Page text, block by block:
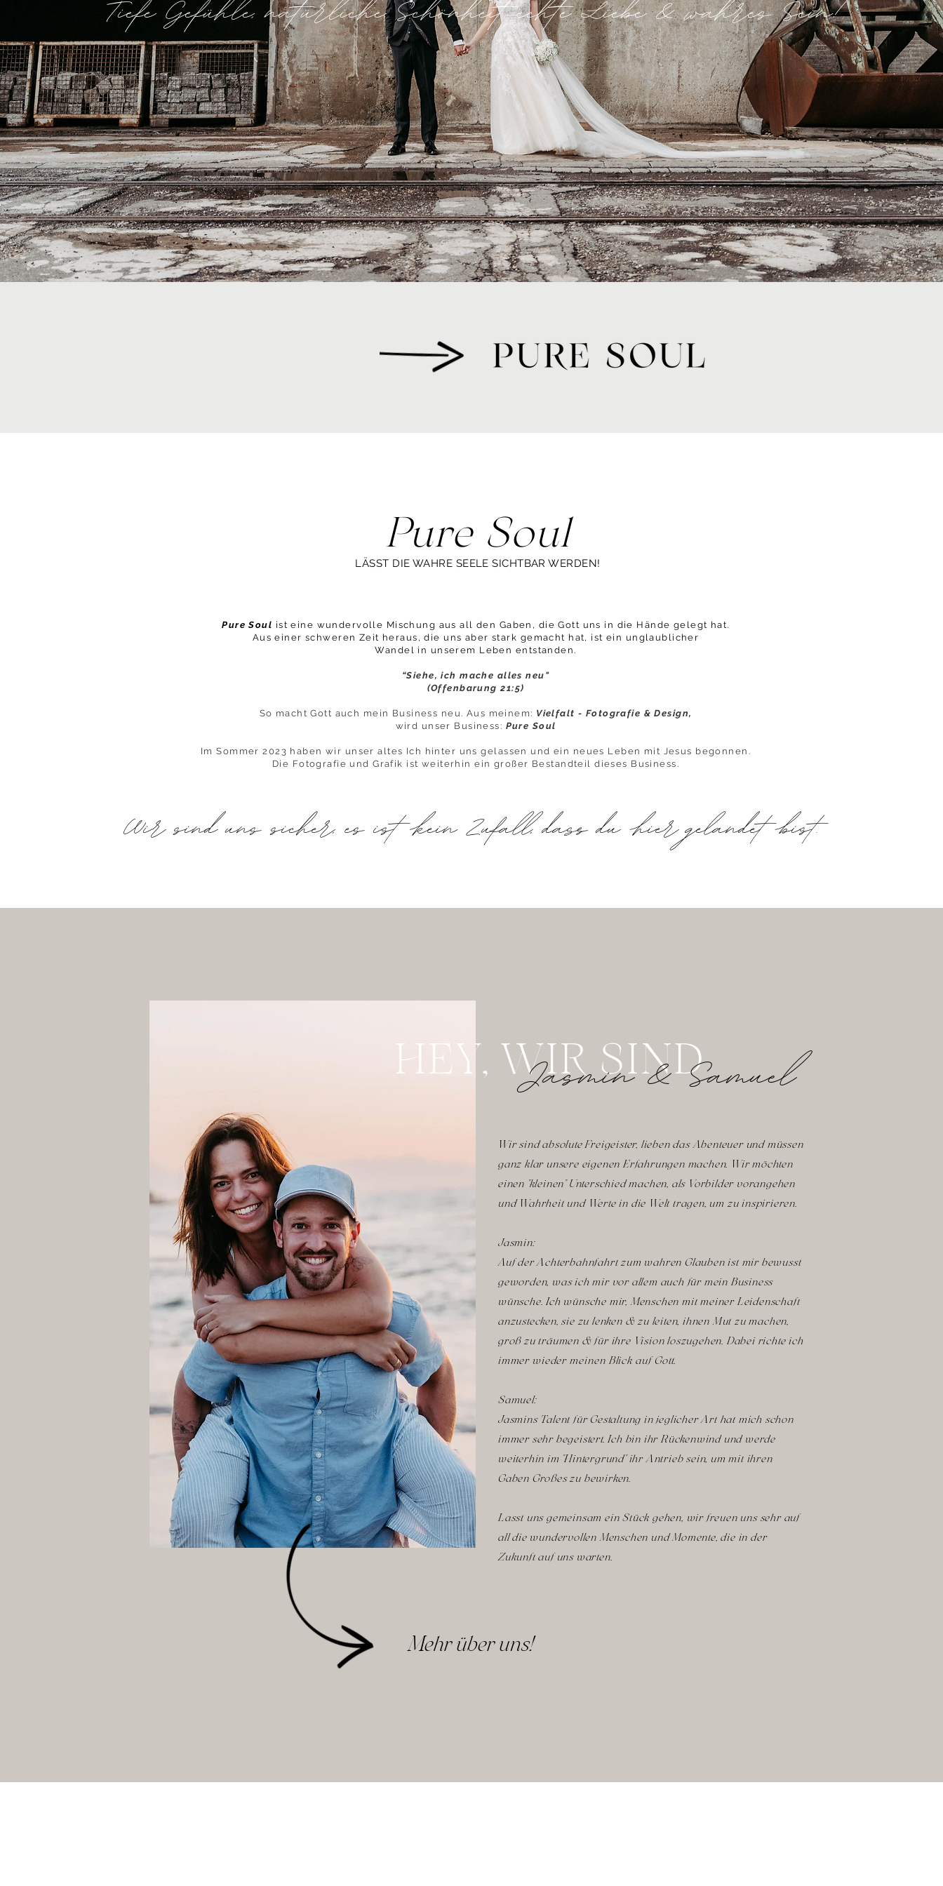
Tiefe Gefühle, natürliche Schönheit, echte Liebe & wahres Sein!
Pure Soul
LÄSST DIE WAHRE SEELE SICHTBAR WERDEN!
Pure Soul ist eine wundervolle Mischung aus all den Gaben, die Gott uns in die Hände gelegt hat.
Aus einer schweren Zeit heraus, die uns aber stark gemacht hat, ist ein unglaublicher
Wandel in unserem Leben entstanden.
“Siehe, ich mache alles neu"
(Offenbarung 21:5)
So macht Gott auch mein Business neu. Aus meinem: Vielfalt - Fotografie & Design,
wird unser Business: Pure Soul
Im Sommer 2023 haben wir unser altes Ich hinter uns gelassen und ein neues Leben mit Jesus begonnen.
Die Fotografie und Grafik ist weiterhin ein großer Bestandteil dieses Business.
Wir sind uns sicher, es ist kein Zufall, dass du hier gelandet bist.
Wir sind absolute Freigeister, lieben das Abenteuer und müssen
ganz klar unsere eigenen Erfahrungen machen. Wir möchten
einen "kleinen" Unterschied machen, als Vorbilder vorangehen
und Wahrheit und Werte in die Welt tragen, um zu inspirieren.
Jasmin:
Auf der Achterbahnfahrt zum wahren Glauben ist mir bewusst
geworden, was ich mir vor allem auch für mein Business
wünsche. Ich wünsche mir, Menschen mit meiner Leidenschaft
anzustecken, sie zu lenken & zu leiten,ihnen Mut zu machen,
groß zu träumen & für ihre Vision loszugehen. Dabei richte ich
immer wieder meinen Blick auf Gott.
Samuel:
Jasmins Talent für Gestaltung in jeglicher Art hat mich schon
immer sehr begeistert. Ich bin ihr Rückenwind und werde
weiterhin im "Hintergrund" ihr Antrieb sein, um mit ihren
Gaben Großes zu bewirken.
Lasst uns gemeinsam ein Stück gehen, wir freuen uns sehr auf
all die wundervollen Menschen und Momente, die in der
Zukunft auf uns warten.
HEY, WIR SIND
Jasmin & Samuel
Mehr über uns!